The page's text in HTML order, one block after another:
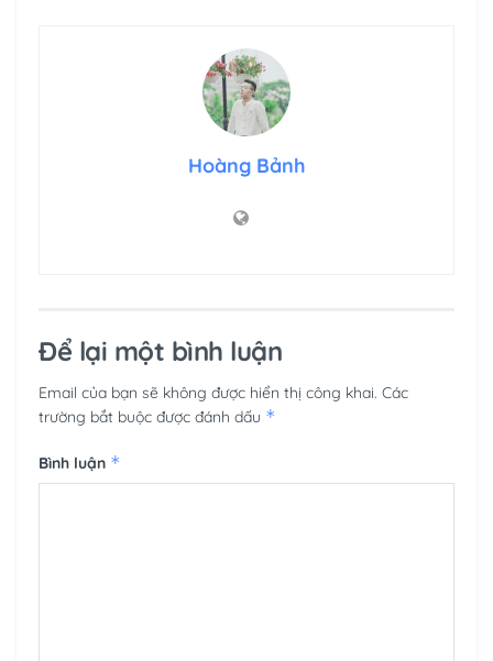
Hoàng Bảnh
Để lại một bình luận
Email của bạn sẽ không được hiển thị công khai. Các
trường bắt buộc được đánh dấu *
Bình luận *